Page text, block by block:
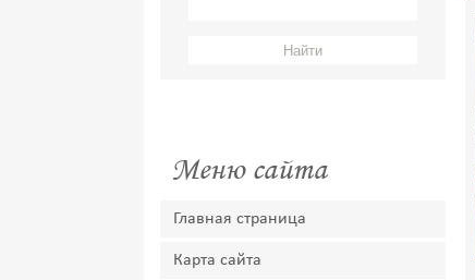
Меню сайта
Главная страница
Карта сайта